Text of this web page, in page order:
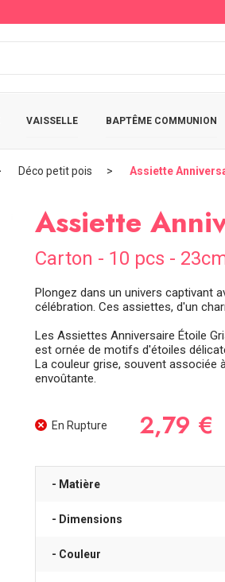
VAISSELLE BAPTÊME COMMUNION
Déco petit pois Assiette
Assiette
Carton - 10 pcs -
Plongez dans un univers captivant
célébration. Ces assiettes, d'un
Les Assiettes Anniversaire Étoile
est ornée de motifs d'étoiles
La couleur grise, souvent associée
envoûtante.
En Rupture 2,79 €
- Matière
- Dimensions
- Couleur